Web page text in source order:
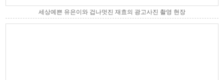
세상예쁜 유은이와 겁나멋진 재효의 광고사진 촬영 현장